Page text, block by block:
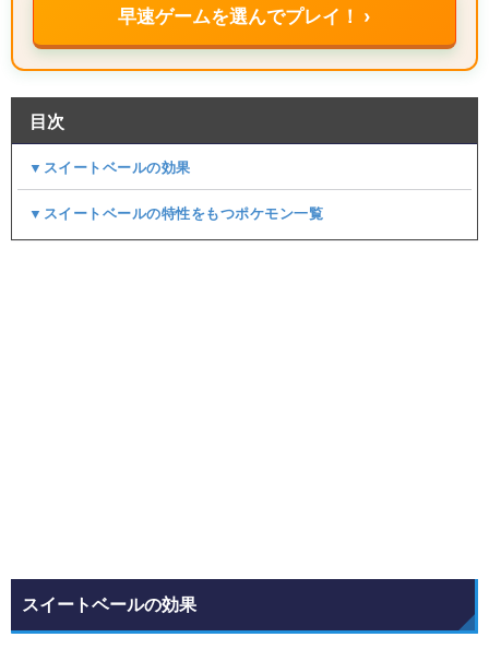
早速ゲームを選んでプレイ！ ›
目次
▼スイートベールの効果
▼スイートベールの特性をもつポケモン一覧
スイートベールの効果